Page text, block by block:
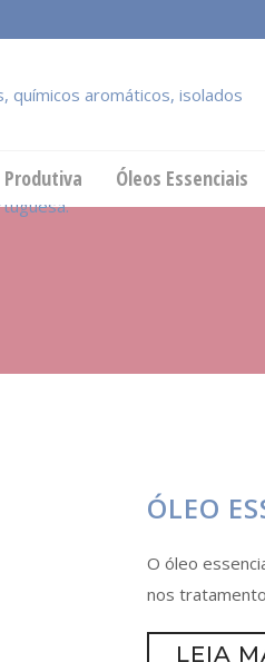
Produtiva Óleos Essenciais
ÓLEO
O óleo
nos
LEIA